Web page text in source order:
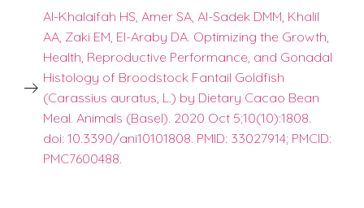
Al-Khalaifah HS, Amer SA, Al-Sadek DMM, Khalil
AA, Zaki EM, El-Araby DA. Optimizing the Growth,
Health, Reproductive Performance, and Gonadal
Histology of Broodstock Fantail Goldfish
(Carassius auratus, L.) by Dietary Cacao Bean
Meal. Animals (Basel). 2020 Oct 5;10(10):1808.
doi: 10.3390/ani10101808. PMID: 33027914; PMCID:
PMC7600488.